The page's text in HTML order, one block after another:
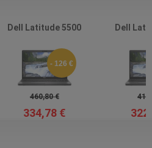
Dell Latitude 5500
- 126 €
460,80 €
334,78 €
Dell